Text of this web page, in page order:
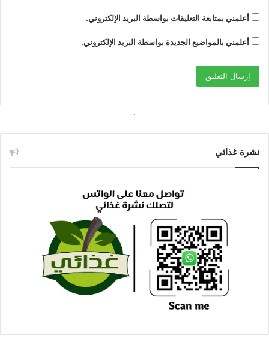
أعلمني بمتابعة التعليقات بواسطة البريد الإلكتروني.
أعلمني بالمواضيع الجديدة بواسطة البريد الإلكتروني.
نشرة غذائي